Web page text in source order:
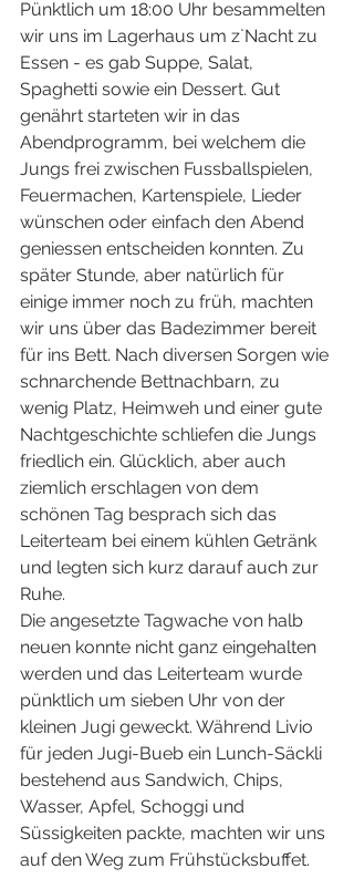
Pünktlich um 18:00 Uhr besammelten
wir uns im Lagerhaus um z`Nacht zu
Essen - es gab Suppe, Salat,
Spaghetti sowie ein Dessert. Gut
genährt starteten wir in das
Abendprogramm, bei welchem die
Jungs frei zwischen Fussballspielen,
Feuermachen, Kartenspiele, Lieder
wünschen oder einfach den Abend
geniessen entscheiden konnten. Zu
später Stunde, aber natürlich für
einige immer noch zu früh, machten
wir uns über das Badezimmer bereit
für ins Bett. Nach diversen Sorgen wie
schnarchende Bettnachbarn, zu
wenig Platz, Heimweh und einer gute
Nachtgeschichte schliefen die Jungs
friedlich ein. Glücklich, aber auch
ziemlich erschlagen von dem
schönen Tag besprach sich das
Leiterteam bei einem kühlen Getränk
und legten sich kurz darauf auch zur
Ruhe.
Die angesetzte Tagwache von halb
neuen konnte nicht ganz eingehalten
werden und das Leiterteam wurde
pünktlich um sieben Uhr von der
kleinen Jugi geweckt. Während Livio
für jeden Jugi-Bueb ein Lunch-Säckli
bestehend aus Sandwich, Chips,
Wasser, Apfel, Schoggi und
Süssigkeiten packte, machten wir uns
auf den Weg zum Frühstücksbuffet.